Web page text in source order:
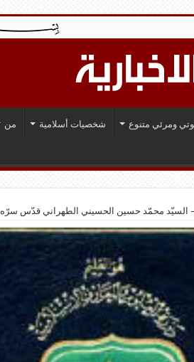
ومرئي متنوع شخصيات أسلامية من
– السيّد محمّد حسين‌ الحسيني الطهراني قدّس سرّه